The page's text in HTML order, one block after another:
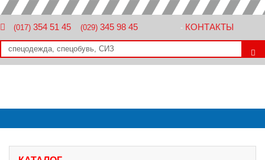
(017) 354 51 45 (029) 345 98 45 - КОНТАКТЫ